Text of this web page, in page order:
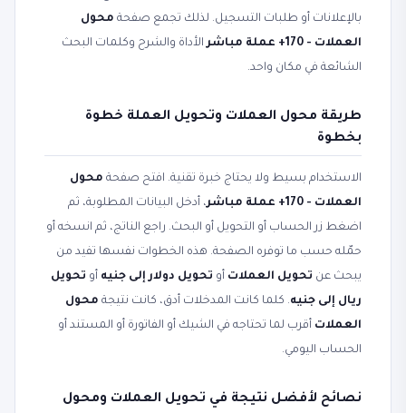
بالإعلانات أو طلبات التسجيل. لذلك تجمع صفحة محول
العملات - 170+ عملة مباشر
الأداة والشرح وكلمات البحث
الشائعة في مكان واحد.
طريقة محول العملات وتحويل العملة خطوة
بخطوة
الاستخدام بسيط ولا يحتاج خبرة تقنية. افتح صفحة محول
العملات - 170+ عملة مباشر
، أدخل البيانات المطلوبة، ثم
اضغط زر الحساب أو التحويل أو البحث. راجع الناتج، ثم انسخه أو
حمّله حسب ما توفره الصفحة. هذه الخطوات نفسها تفيد من
يبحث عن تحويل العملات أو تحويل دولار إلى جنيه أو تحويل
ريال إلى جنيه. كلما كانت المدخلات أدق، كانت نتيجة محول
العملات أقرب لما تحتاجه في الشيك أو الفاتورة أو المستند أو
الحساب اليومي.
نصائح لأفضل نتيجة في تحويل العملات ومحول